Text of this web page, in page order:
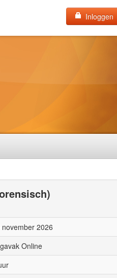
Inloggen
november 2026
Online